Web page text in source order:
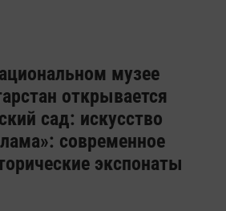
музее
открывается
сад: искусство
современное
экспонаты